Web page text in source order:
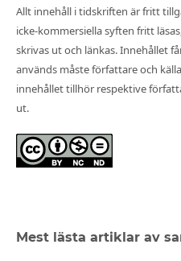
Allt innehåll i tidskriften är fritt
icke-kommersiella syften fritt
skrivas ut och länkas. Innehållet
används måste författare och
innehållet tillhör respektive
ut.
Mest lästa artiklar av